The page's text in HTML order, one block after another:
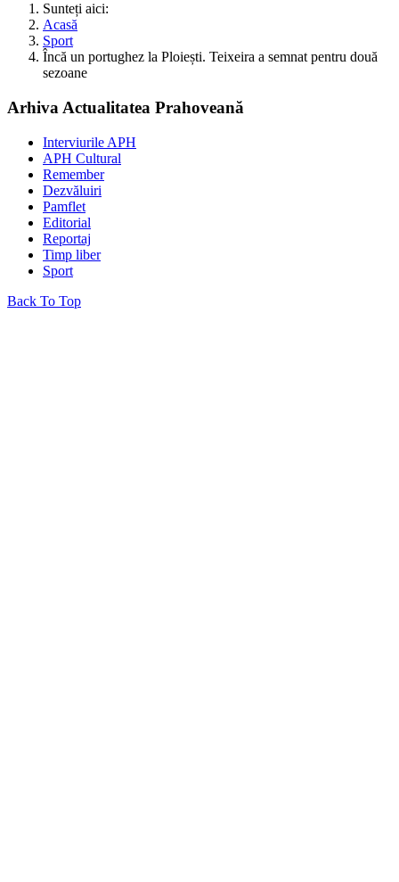
Sunteți aici:
Acasă
Sport
Încă un portughez la Ploiești. Teixeira a semnat pentru două
sezoane
Arhiva Actualitatea Prahoveană
Interviurile APH
APH Cultural
Remember
Dezvăluiri
Pamflet
Editorial
Reportaj
Timp liber
Sport
Back To Top